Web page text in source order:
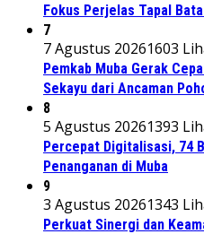
Fokus Perjelas Tapal
7
7 Agustus 20261603
Pemkab Muba Gerak
Sekayu dari Ancaman
8
5 Agustus 20261393
Percepat Digitalisasi, 74
Penanganan di Muba
9
3 Agustus 20261343
Perkuat Sinergi dan